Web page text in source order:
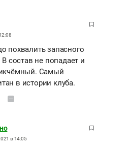
похвалить запасного
состав не попадает и
Самый
в истории клуба.
в 14:05